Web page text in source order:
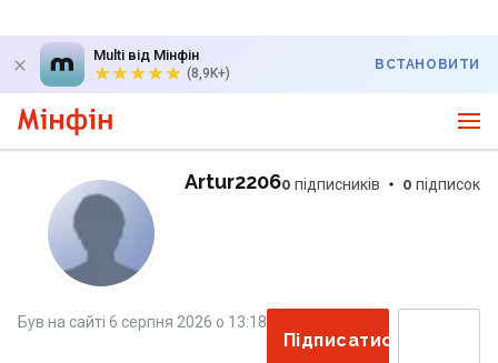
Multi від Мінфін
(8,9K+)
ВСТАНОВИТИ
Artur22060 підписників 0 підписок
Був на сайті 6 серпня 2026 о 13:18
Підписатися